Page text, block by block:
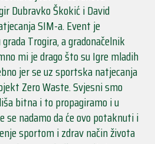
Dubravko Škokić i David
SIM-a. Event je
Trogira, a gradonačelnik
mi je drago što su Igre mladih
jer se uz sportska natjecanja
Zero Waste. Svjesni smo
bitna i to propagiramo i u
se nadamo da će ovo potaknuti i
sportom i zdrav način života